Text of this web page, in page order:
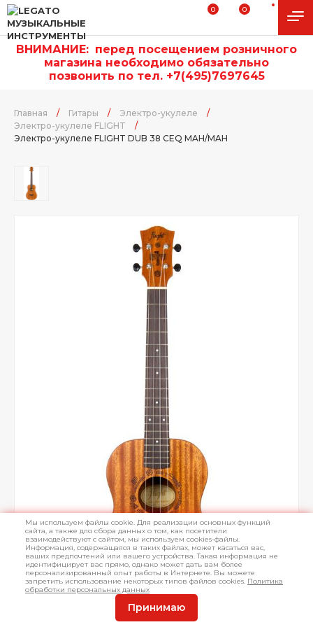
0 0
ВНИМАНИЕ: перед посещением розничного
магазина необходимо обязательно
позвонить по тел. +7(495)7697645
Главная / Гитары / Электро-укулеле
/
Электро-укулеле FLIGHT
/
Электро-укулеле FLIGHT DUB 38 CEQ MAH/MAH
Мы используем файлы cookie. Для реализации основных функций
сайта, а также для сбора данных о том, как посетители
взаимодействуют с сайтом, мы используем cookies-файлы.
Информация, содержащаяся в таких файлах, может касаться вас,
ваших предпочтений или вашего устройства. Такая информация не
идентифицирует вас прямо, однако может дать вам более
персонализированный опыт работы в Интернете. Вы можете
запретить использование некоторых типов файлов cookies. Политика
обработки персональных данных
Принимаю